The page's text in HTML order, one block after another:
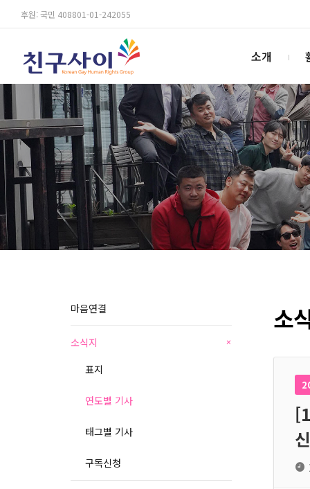
후원: 국민 408801-01-242055
소개
마음연결
소식지 +
표지
연도별 기사
태그별 기사
구독신청
소